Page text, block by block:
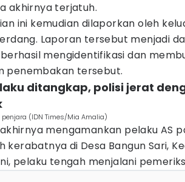
akhirnya terjatuh.
ini kemudian dilaporkan oleh
Laporan tersebut menjadi
berhasil mengidentifikasi dan
penembakan tersebut.
ditangkap, polisi jerat
(IDN Times/Mia Amalia)
mengamankan pelaku AS
kerabatnya di Desa Bangun Sari,
pelaku tengah menjalani